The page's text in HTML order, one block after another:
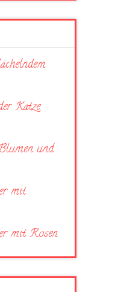
Katze
und
mit
mit Rosen